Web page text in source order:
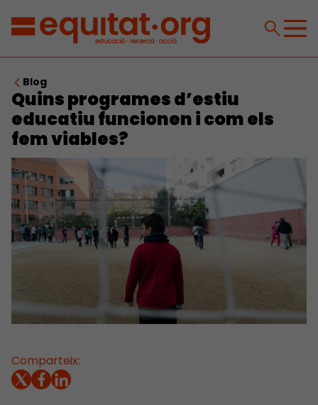
Blog
Quins programes d’estiu
educatiu funcionen i com els
fem viables?
Comparteix: